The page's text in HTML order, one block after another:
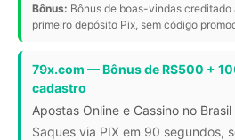
Bônus: Bônus de boas-vindas
primeiro depósito Pix, sem código
79x.com — Bônus de R$500 +
cadastro
Apostas Online e Cassino no Brasil
Saques via PIX em 90 segundos,